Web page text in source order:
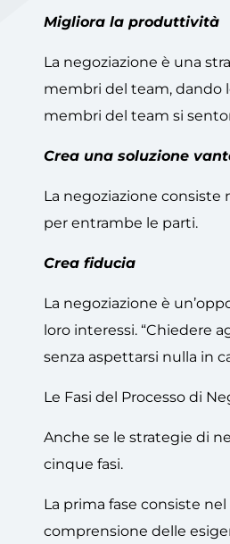
Migliora la produttività
La negoziazione è una
membri del team, dando
membri del team si
Crea una soluzione
La negoziazione
per entrambe le parti.
Crea fiducia
La negoziazione è
loro interessi. “Chiedere
senza aspettarsi nulla in
Le Fasi del Processo di
Anche se le strategie di
cinque fasi.
La prima fase consiste nel
comprensione delle